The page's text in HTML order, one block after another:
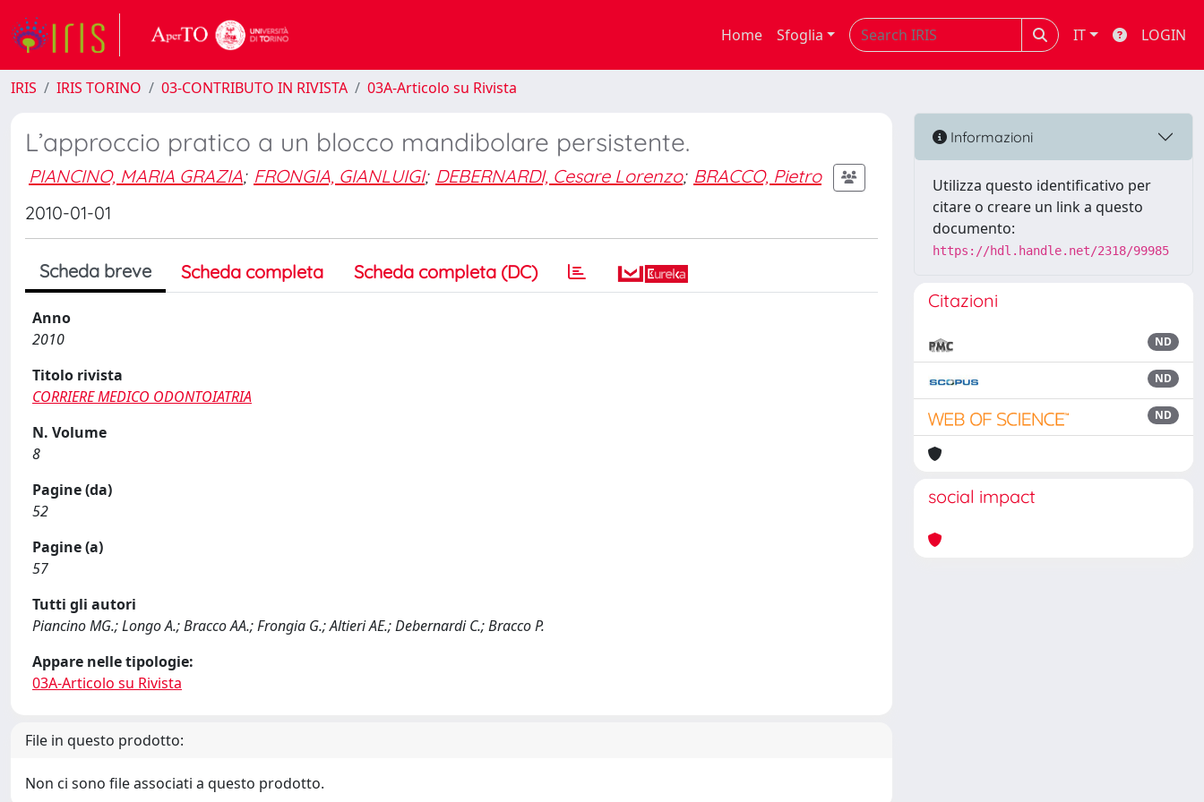
Home Sfoglia IT LOGIN
IRIS IRIS TORINO 03-CONTRIBUTO IN RIVISTA 03A-Articolo su Rivista
L’approccio pratico a un blocco mandibolare persistente.
PIANCINO, MARIA GRAZIA; FRONGIA, GIANLUIGI; DEBERNARDI, Cesare Lorenzo; BRACCO, Pietro
2010-01-01
Scheda breve Scheda completa Scheda completa (DC)
Anno
2010
Titolo rivista
CORRIERE MEDICO ODONTOIATRIA
N. Volume
8
Pagine (da)
52
Pagine (a)
57
Tutti gli autori
Piancino MG.; Longo A.; Bracco AA.; Frongia G.; Altieri AE.; Debernardi C.; Bracco P.
Appare nelle tipologie:
03A-Articolo su Rivista
File in questo prodotto:
Non ci sono file associati a questo prodotto.
Informazioni
Utilizza questo identificativo per
citare o creare un link a questo
documento:
https://hdl.handle.net/2318/99985
Citazioni
ND
ND
ND
social impact